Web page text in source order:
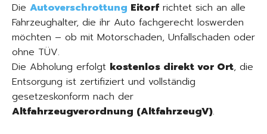
Die Autoverschrottung Eitorf richtet sich an alle
Fahrzeughalter, die ihr Auto fachgerecht loswerden
möchten – ob mit Motorschaden, Unfallschaden oder
ohne TÜV.
Die Abholung erfolgt kostenlos direkt vor Ort, die
Entsorgung ist zertifiziert und vollständig
gesetzeskonform nach der
Altfahrzeugverordnung (AltfahrzeugV).